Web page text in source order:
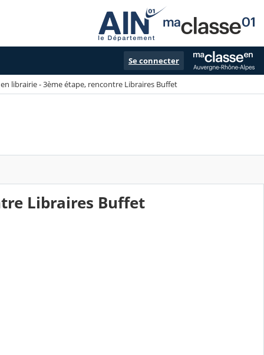
Se connecter
en librairie - 3ème étape, rencontre Libraires Buffet
Libraires Buffet